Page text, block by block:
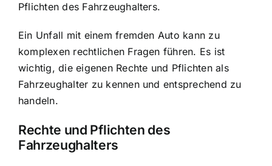
Pflichten des Fahrzeughalters.
Ein Unfall mit einem fremden Auto kann zu
komplexen rechtlichen Fragen führen. Es ist
wichtig, die eigenen Rechte und Pflichten als
Fahrzeughalter zu kennen und entsprechend zu
handeln.
Rechte und Pflichten des
Fahrzeughalters